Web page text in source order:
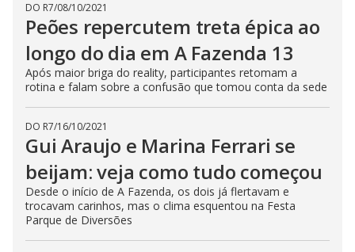
DO R7/08/10/2021
Peões repercutem treta épica ao
longo do dia em A Fazenda 13
Após maior briga do reality, participantes retomam a
rotina e falam sobre a confusão que tomou conta da sede
DO R7/16/10/2021
Gui Araujo e Marina Ferrari se
beijam: veja como tudo começou
Desde o início de A Fazenda, os dois já flertavam e
trocavam carinhos, mas o clima esquentou na Festa
Parque de Diversões